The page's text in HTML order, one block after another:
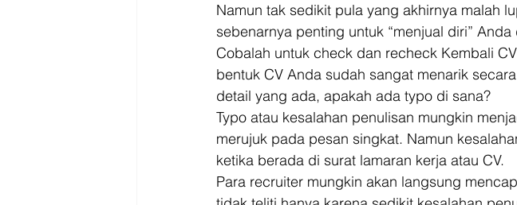
Namun tak sedikit pula yang akhirnya malah
sebenarnya penting untuk “menjual diri” Anda
Cobalah untuk check dan recheck Kembali
bentuk CV Anda sudah sangat menarik
detail yang ada, apakah ada typo di sana?
Typo atau kesalahan penulisan mungkin
merujuk pada pesan singkat. Namun
ketika berada di surat lamaran kerja atau CV.
Para recruiter mungkin akan langsung